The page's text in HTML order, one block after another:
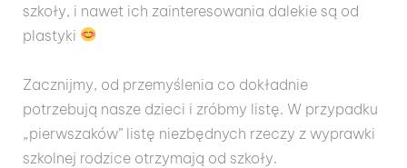
szkoły, i nawet ich zainteresowania dalekie są od
plastyki
Zacznijmy, od przemyślenia co dokładnie
potrzebują nasze dzieci i zróbmy listę. W przypadku
„pierwszaków” listę niezbędnych rzeczy z wyprawki
szkolnej rodzice otrzymają od szkoły.